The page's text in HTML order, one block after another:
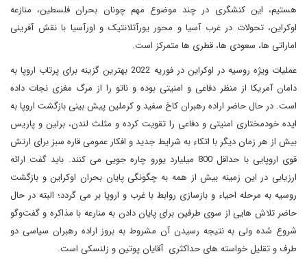
هستیم، این کنشگری در چند موضوع مهم چونان بحران فلسطین، منازعه
اوکراین، تحولات در غرب آسیا و محور یورآتلانتیک و اورآسیا با نقش آفرینی
اماراتی ها، سعودی ها، قطری ها متمرکز است.
عملیات ویژه روسیه در اوکراین در فوریه 2022 بهترین گزینه برای پرتاب اروپا به
دامان آمریکا از منظر دفاعی و امنیتی بوده و ناتو را از مرگ مغزی نجات داده
است. در حال حاضر اراده رهبران کاخ سفید و کرملین پیش بینی بازگشت اروپا به
ایده خودمختاری امنیتی و دفاعی را تقویت کرده و مثلث لندن، برلین و پاریس
بیش از هر زمان دیگر با اتکاء به شرایط جدید و افکار عمومی قاره سبز برای ارتش
قوی اروپایی با حداقل 800 میلیارد یورو چاره جویی می کنند. باید گفت ارائه
ارزیابی در این زمینه بیش از همه به چگونگی پایان بحران اوکراین و بازگشت
روسیه به مرحله احیاء و بازسازی روابط با غرب و اروپا بر می گردد؛ البته در حال
حاضر تلاش هایی از سوی طرفین برای پایان دادن به منارعه با مذاکره و گفت‌وگو
شروع شده ولی به نتیجه رسیدن آن مشروط به بروز اراده رهبران سیاسی دو
طرف و تقلیل خواسته های حداکثری آقایان پوتین و زلنسکی است.